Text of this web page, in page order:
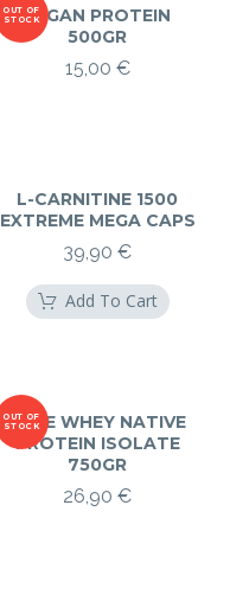
OUT OF
STOCKVEGAN PROTEIN
500GR
15,00 €
L-CARNITINE 1500
EXTREME MEGA CAPS
39,90 €
Add To Cart
OUT OF
STOCK
PURE WHEY NATIVE
PROTEIN ISOLATE
750GR
26,90 €